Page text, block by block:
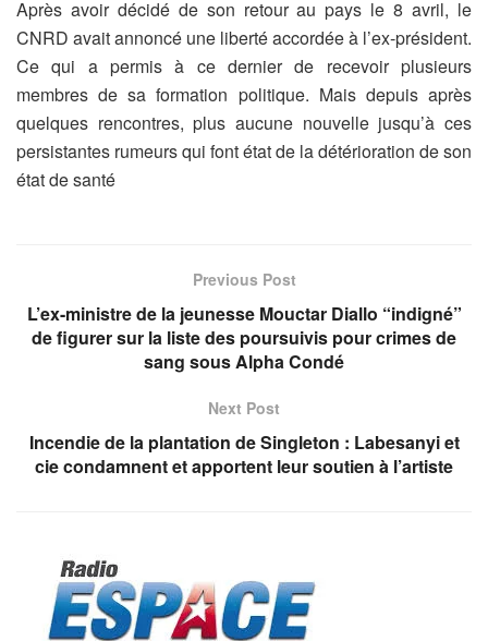
Après avoir décidé de son retour au pays le 8 avril, le
CNRD avait annoncé une liberté accordée à l’ex-président.
Ce qui a permis à ce dernier de recevoir plusieurs
membres de sa formation politique. Mais depuis après
quelques rencontres, plus aucune nouvelle jusqu’à ces
persistantes rumeurs qui font état de la détérioration de son
état de santé
Previous Post
L’ex-ministre de la jeunesse Mouctar Diallo “indigné”
de figurer sur la liste des poursuivis pour crimes de
sang sous Alpha Condé
Next Post
Incendie de la plantation de Singleton : Labesanyi et
cie condamnent et apportent leur soutien à l’artiste